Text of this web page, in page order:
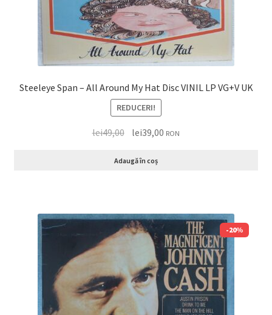
Steeleye Span ‎– All Around My Hat Disc VINIL LP VG+V UK
REDUCERI!
lei49,00 lei39,00 RON
Adaugă în coș
-20%